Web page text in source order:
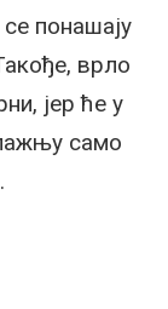
понашају
врло
јер ће у
само